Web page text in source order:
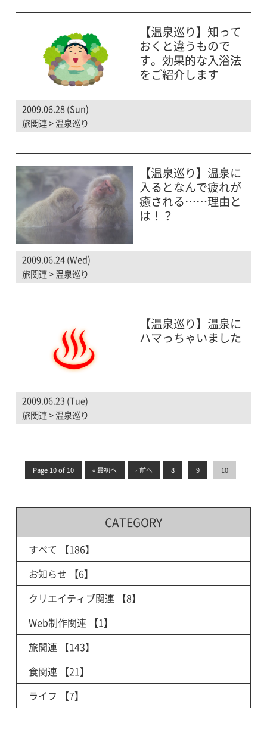
【温泉巡り】知って
おくと違うもので
す。効果的な入浴法
をご紹介します
2009.06.28 (Sun)
旅関連>温泉巡り
【温泉巡り】温泉に
入るとなんで疲れが
癒される……理由と
は！？
2009.06.24 (Wed)
旅関連>温泉巡り
【温泉巡り】温泉に
ハマっちゃいました
2009.06.23 (Tue)
旅関連>温泉巡り
Page 10 of 10 « 最初へ ‹ 前へ 8 9 10
CATEGORY
すべて 【186】
お知らせ 【6】
クリエイティブ関連 【8】
Web制作関連 【1】
旅関連 【143】
食関連 【21】
ライフ 【7】